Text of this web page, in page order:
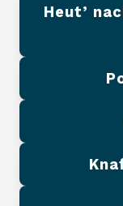
Heut’